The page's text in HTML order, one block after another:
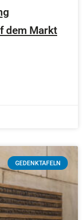
dem Markt
GEDENKTAFELN